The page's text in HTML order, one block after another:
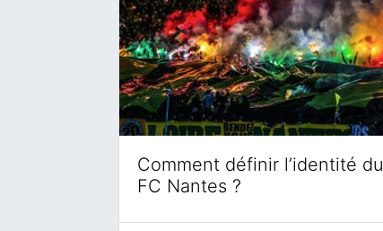
Comment définir l’identité du
FC Nantes ?